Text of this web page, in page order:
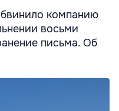
компанию
восьми
письма. Об